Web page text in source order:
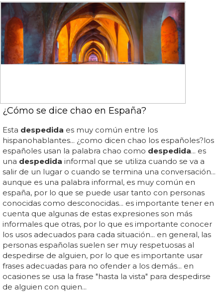
¿Cómo se dice chao en España?
Esta despedida es muy común entre los
hispanohablantes... ¿como dicen chao los españoles?los
españoles usan la palabra chao como despedida... es
una despedida informal que se utiliza cuando se va a
salir de un lugar o cuando se termina una conversación...
aunque es una palabra informal, es muy común en
españa, por lo que se puede usar tanto con personas
conocidas como desconocidas... es importante tener en
cuenta que algunas de estas expresiones son más
informales que otras, por lo que es importante conocer
los usos adecuados para cada situación... en general, las
personas españolas suelen ser muy respetuosas al
despedirse de alguien, por lo que es importante usar
frases adecuadas para no ofender a los demás... en
ocasiones se usa la frase "hasta la vista" para despedirse
de alguien con quien...